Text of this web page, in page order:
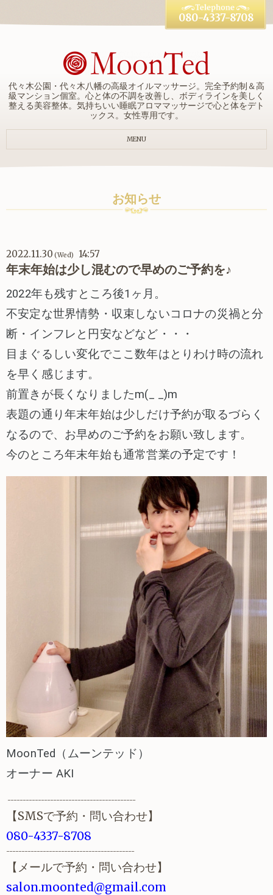
代々木公園・代々木八幡の高級オイルマッサージ。完全予約制＆高
級マンション個室。心と体の不調を改善し、ボディラインを美しく
整える美容整体。気持ちいい睡眠アロママッサージで心と体をデト
ックス。女性専用です。
080-4337-8708
MENU
お知らせ
2022.11.30 (Wed) 14:57
年末年始は少し混むので早めのご予約を♪
2022年も残すところ後1ヶ月。
不安定な世界情勢・収束しないコロナの災禍と分
断・インフレと円安などなど・・・
目まぐるしい変化でここ数年はとりわけ時の流れ
を早く感じます。
前置きが長くなりましたm(_ _)m
表題の通り年末年始は少しだけ予約が取るづらく
なるので、お早めのご予約をお願い致します。
今のところ年末年始も通常営業の予定です！
MoonTed（ムーンテッド）
オーナー AKI
------------------------------------------
【SMSで予約・問い合わせ】
080-4337-8708
------------------------------------------
【メールで予約・問い合わせ】
salon.moonted@gmail.com